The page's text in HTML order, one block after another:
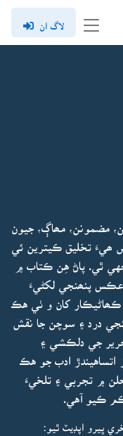
لاگ ان
مضمونن، مھاڳ، جيون
ھيءَ تخليق ڪيترين ئي
ٿي. پاڻ هِن ڪتاب ۾
عڪس پنھنجي لکڻيءَ
ڪھاڻيڪار کان و ٺي هڪ
درد ۽ سوچن جا نقش
جي دلڪشي ۽
اتساهيندڙ ادب جو هڪ
۾ تجربي ۽ تلخيءَ
ڪيو آهي.
ڀيرو اپڊيٽ ٿيو: